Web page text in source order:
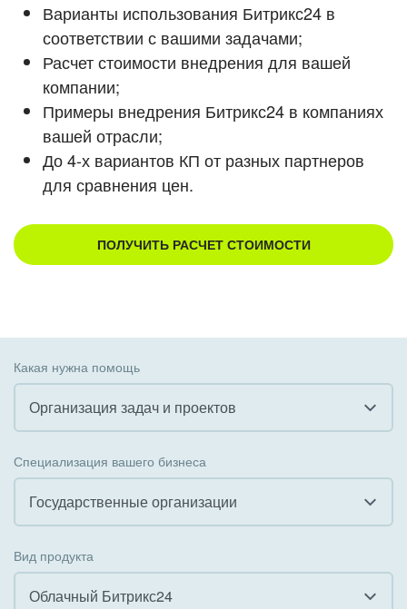
Варианты использования Битрикс24 в
соответствии с вашими задачами;
Расчет стоимости внедрения для вашей
компании;
Примеры внедрения Битрикс24 в компаниях
вашей отрасли;
До 4-х вариантов КП от разных партнеров
для сравнения цен.
ПОЛУЧИТЬ РАСЧЕТ СТОИМОСТИ
Какая нужна помощь
Организация задач и проектов
Внедрение КЭДО
Интеграция с 1С
Специализация вашего бизнеса
Государственные организации
Вид продукта
Облачный Битрикс24